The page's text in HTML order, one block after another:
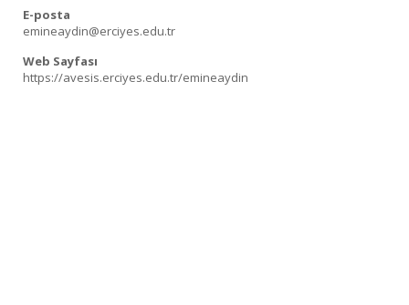
E-posta
emineaydin@erciyes.edu.tr
Web Sayfası
https://avesis.erciyes.edu.tr/emineaydin